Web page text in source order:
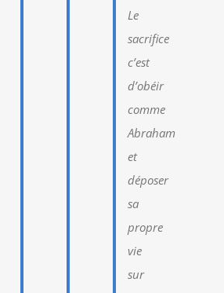
Le
sacrifice
c’est
d’obéir
comme
Abraham
et
déposer
sa
propre
vie
sur